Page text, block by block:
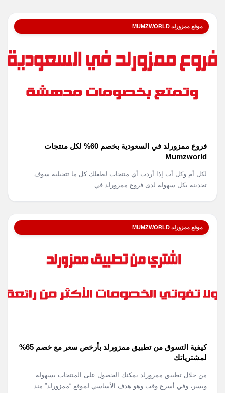
موقع ممزورلد MUMZWORLD
فروع ممزورلد في السعودية بخصم 60% لكل منتجات
Mumzworld
لكل أم وكل أب إذا أردت أي منتجات لطفلك كل ما تتخيليه سوف
تجدينه بكل سهولة لدى فروع ممزورلد في...
موقع ممزورلد MUMZWORLD
كيفية التسوق من تطبيق ممزورلد بأرخص سعر مع خصم 65%
لمشترياتك
من خلال تطبيق ممزورلد يمكنك الحصول على المنتجات بسهولة
ويسر، وفي أسرع وقت وهو هدف الأساسي لموقع “ممزورلد” منذ